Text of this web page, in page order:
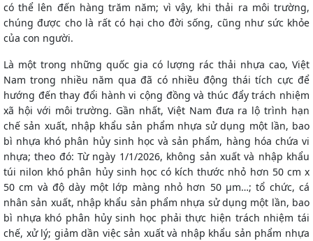
có thể lên đến hàng trăm năm; vì vậy, khi thải ra môi trường,
chúng được cho là rất có hại cho đời sống, cũng như sức khỏe
của con người.
Là một trong những quốc gia có lượng rác thải nhựa cao, Việt
Nam trong nhiều năm qua đã có nhiều động thái tích cực để
hướng đến thay đổi hành vi cộng đồng và thúc đẩy trách nhiệm
xã hội với môi trường. Gần nhất, Việt Nam đưa ra lộ trình hạn
chế sản xuất, nhập khẩu sản phẩm nhựa sử dụng một lần, bao
bì nhựa khó phân hủy sinh học và sản phẩm, hàng hóa chứa vi
nhựa; theo đó: Từ ngày 1/1/2026, không sản xuất và nhập khẩu
túi nilon khó phân hủy sinh học có kích thước nhỏ hơn 50 cm x
50 cm và độ dày một lớp màng nhỏ hơn 50 µm…; tổ chức, cá
nhân sản xuất, nhập khẩu sản phẩm nhựa sử dụng một lần, bao
bì nhựa khó phân hủy sinh học phải thực hiện trách nhiệm tái
chế, xử lý; giảm dần việc sản xuất và nhập khẩu sản phẩm nhựa